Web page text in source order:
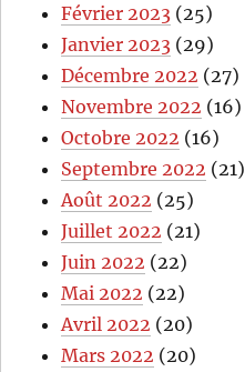
Février 2023 (25)
Janvier 2023 (29)
Décembre 2022 (27)
Novembre 2022 (16)
Octobre 2022 (16)
Septembre 2022 (21)
Août 2022 (25)
Juillet 2022 (21)
Juin 2022 (22)
Mai 2022 (22)
Avril 2022 (20)
Mars 2022 (20)